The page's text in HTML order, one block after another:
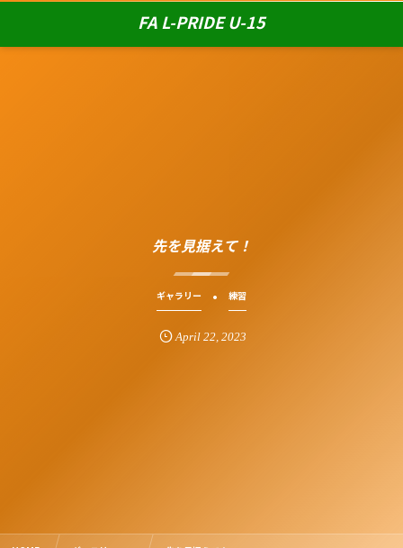
FA L-PRIDE U-15
先を見据えて！
ギャラリー 練習
April 22 ,2023